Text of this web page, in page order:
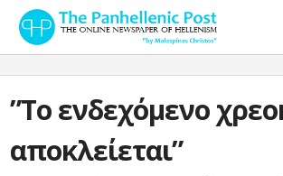
”Το ενδεχόμενο
αποκλείεται”